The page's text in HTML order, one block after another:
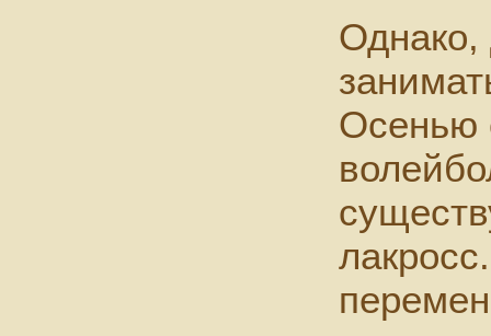
Однако,
Осенью